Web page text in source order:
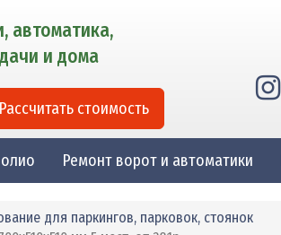
автоматика,
и дома
Рассчитать стоимость
Ремонт ворот и автоматики
для паркингов, парковок, стоянок